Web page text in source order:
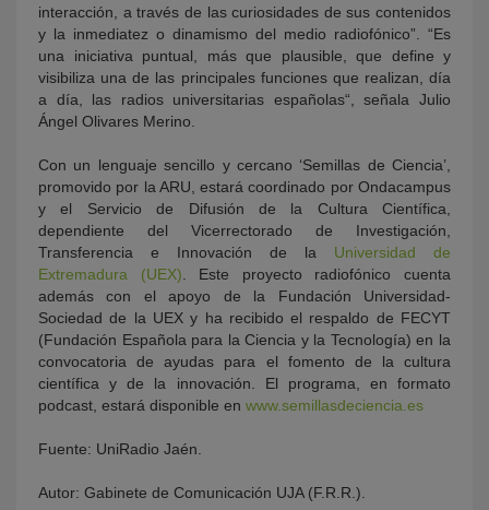
interacción, a través de las curiosidades de sus contenidos
y la inmediatez o dinamismo del medio radiofónico”. “Es
una iniciativa puntual, más que plausible, que define y
visibiliza una de las principales funciones que realizan, día
a día, las radios universitarias españolas“, señala Julio
Ángel Olivares Merino.
Con un lenguaje sencillo y cercano ‘Semillas de Ciencia’,
promovido por la ARU, estará coordinado por Ondacampus
y el Servicio de Difusión de la Cultura Científica,
dependiente del Vicerrectorado de Investigación,
Transferencia e Innovación de la Universidad de
Extremadura (UEX) . Este proyecto radiofónico cuenta
además con el apoyo de la Fundación Universidad-
Sociedad de la UEX y ha recibido el respaldo de FECYT
(Fundación Española para la Ciencia y la Tecnología) en la
convocatoria de ayudas para el fomento de la cultura
científica y de la innovación. El programa, en formato
podcast, estará disponible en www.semillasdeciencia.es
Fuente: UniRadio Jaén.
Autor: Gabinete de Comunicación UJA (F.R.R.).